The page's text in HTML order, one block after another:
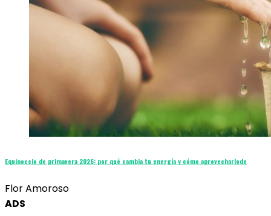
Equinoccio de primavera 2026: por qué cambia tu energía y cómo aprovecharlode
Flor Amoroso
ADS